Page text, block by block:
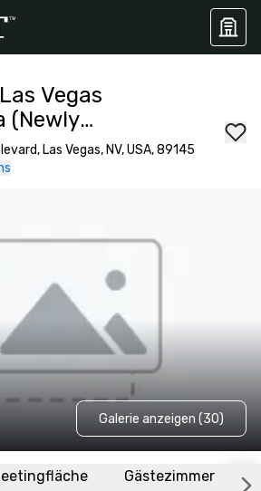
Vegas
(Newly
Las Vegas, NV, USA, 89145
Galerie anzeigen (30)
Gästezimmer